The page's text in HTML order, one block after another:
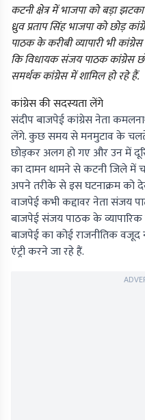
कटनी क्षेत्र में भाजपा को बड़ा
ध्रुव प्रताप सिंह भाजपा को छोड़
पाठक के करीबी व्यापारी भी
कि विधायक संजय पाठक कांग्रेस
समर्थक कांग्रेस में शामिल हो रहे हैं.
कांग्रेस की सदस्यता लेंगे
संदीप बाजपेई कांग्रेस नेता
लेंगे. कुछ समय से मनमुटाव के
छोड़कर अलग हो गए और उन में
का दामन थामने से कटनी जिले में
अपने तरीके से इस घटनाक्रम को
वाजपेई कभी कद्दावर नेता संजय
बाजपेई संजय पाठक के व्यापारिक
बाजपेई का कोई राजनीतिक वजूद
एंट्री करने जा रहे हैं.